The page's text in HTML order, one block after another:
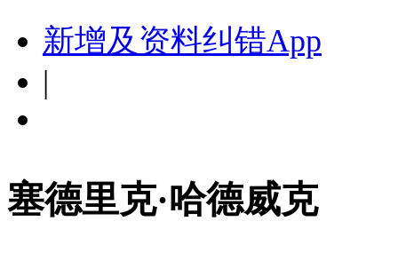
新增及资料纠错App
|
塞德里克·哈德威克